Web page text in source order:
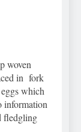
woven
in fork
which
information
fledgling